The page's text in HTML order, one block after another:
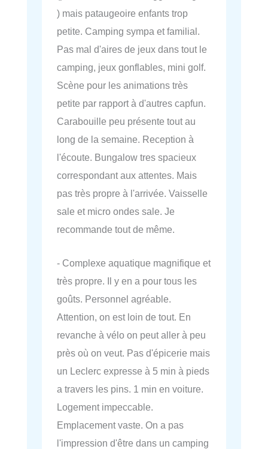
) mais pataugeoire enfants trop
petite. Camping sympa et familial.
Pas mal d'aires de jeux dans tout le
camping, jeux gonflables, mini golf.
Scène pour les animations très
petite par rapport à d'autres capfun.
Carabouille peu présente tout au
long de la semaine. Reception à
l'écoute. Bungalow tres spacieux
correspondant aux attentes. Mais
pas très propre à l'arrivée. Vaisselle
sale et micro ondes sale. Je
recommande tout de même.
- Complexe aquatique magnifique et
très propre. Il y en a pour tous les
goûts. Personnel agréable.
Attention, on est loin de tout. En
revanche à vélo on peut aller à peu
près où on veut. Pas d'épicerie mais
un Leclerc expresse à 5 min à pieds
a travers les pins. 1 min en voiture.
Logement impeccable.
Emplacement vaste. On a pas
l'impression d'être dans un camping